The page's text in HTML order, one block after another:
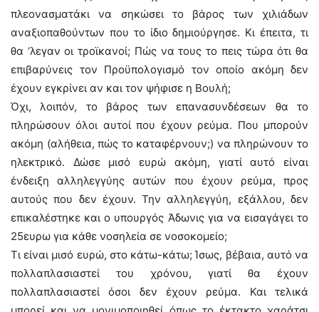
πλεονασματάκι να σηκώσει το βάρος των χιλιάδων
αναξιοπαθούντων που το ίδιο δημιούργησε. Κι έπειτα, τι
θα ‘λεγαν οι τροϊκανοί; Πώς να τους το πεις τώρα ότι θα
επιβαρύνεις τον Προϋπολογισμό τον οποίο ακόμη δεν
έχουν εγκρίνει αν και τον ψήφισε η Βουλή;
Όχι, λοιπόν, το βάρος των επανασυνδέσεων θα το
πληρώσουν όλοι αυτοί που έχουν ρεύμα. Που μπορούν
ακόμη (αλήθεια, πώς το καταφέρνουν;) να πληρώνουν το
ηλεκτρικό. Δώσε μισό ευρώ ακόμη, γιατί αυτό είναι
ένδειξη αλληλεγγύης αυτών που έχουν ρεύμα, προς
αυτούς που δεν έχουν. Την αλληλεγγύη, εξάλλου, δεν
επικαλέστηκε και ο υπουργός Άδωνις για να εισαγάγει το
25ευρω για κάθε νοσηλεία σε νοσοκομείο;
Τι είναι μισό ευρώ, στο κάτω-κάτω; Ίσως, βέβαια, αυτό να
πολλαπλασιαστεί του χρόνου, γιατί θα έχουν
πολλαπλασιαστεί όσοι δεν έχουν ρεύμα. Και τελικά